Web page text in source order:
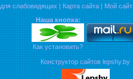
слабовидящих | Карта сайта | Мой сайт
Наша кнопка:
Как установить?
Конструктор сайтов lepshy.by